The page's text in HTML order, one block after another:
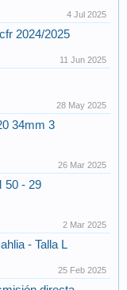
4 Jul 2025
2024/2025
11 Jun 2025
28 May 2025
34mm 3
26 Mar 2025
50 - 29
2 Mar 2025
- Talla L
25 Feb 2025